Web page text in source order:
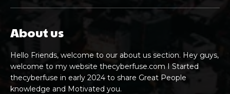
About us
Hello Friends, welcome to our about us section. Hey guys,
welcome to my website thecyberfuse.com I Started
thecyberfuse in early 2024 to share Great People
knowledge and Motivated you.